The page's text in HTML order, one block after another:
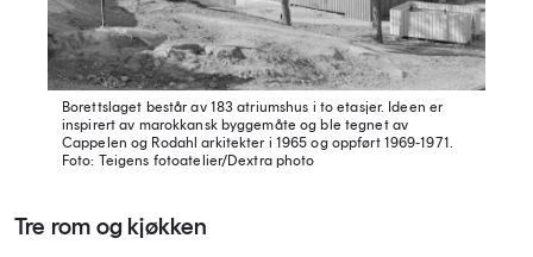
Borettslaget består av 183 atriumshus i to etasjer. Ideen er
inspirert av marokkansk byggemåte og ble tegnet av
Cappelen og Rodahl arkitekter i 1965 og oppført 1969-1971.
Foto: Teigens fotoatelier/Dextra photo
Tre rom og kjøkken